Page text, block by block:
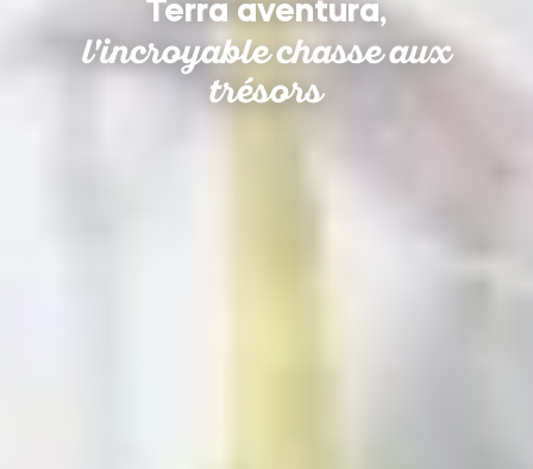
Terra aventura,
l'incroyable chasse aux
trésors